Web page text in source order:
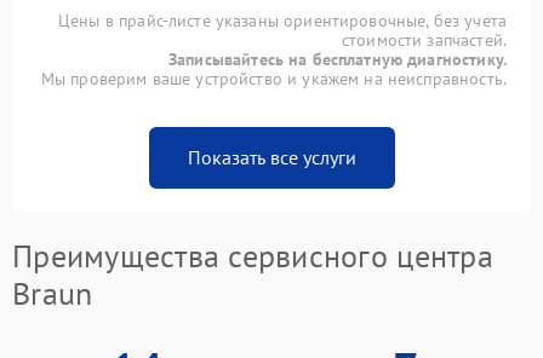
Цены в прайс-листе указаны ориентировочные, без учета
стоимости запчастей.
Записывайтесь на бесплатную диагностику.
Мы проверим ваше устройство и укажем на неисправность.
Показать все услуги
Преимущества сервисного центра
Braun